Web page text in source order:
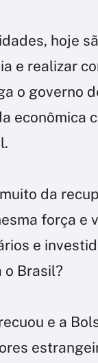
hoje
e realizar
o governo
econômica
da
força e
e
o Brasil?
e a